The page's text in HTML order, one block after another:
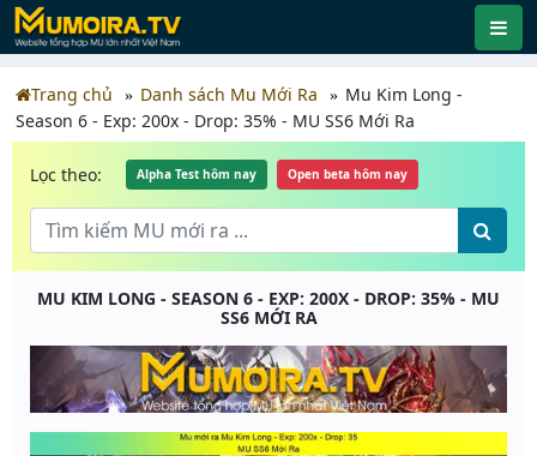
Trang chủ Danh sách Mu Mới Ra
Mu Kim Long -
Season 6 - Exp: 200x - Drop: 35% - MU SS6 Mới Ra
Lọc theo: Alpha Test hôm nay Open beta hôm nay
MU KIM LONG - SEASON 6 - EXP: 200X - DROP: 35% - MU
SS6 MỚI RA